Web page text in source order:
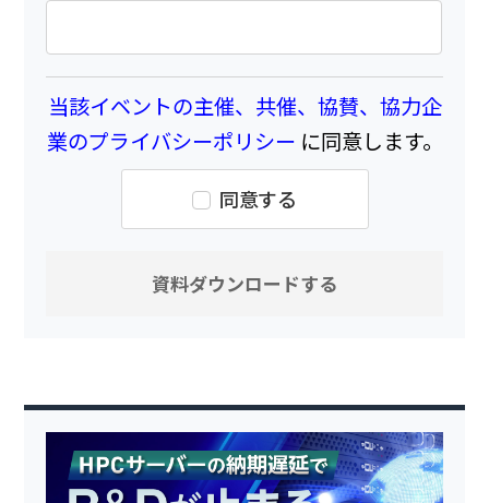
当該イベントの主催、共催、協賛、協力企
業のプライバシーポリシー に同意します。
同意する